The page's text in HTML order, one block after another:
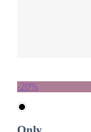
-20%